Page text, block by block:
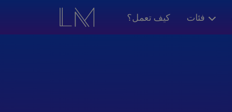
كيف تعمل؟ فئات